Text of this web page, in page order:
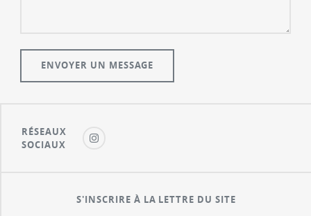
RÉSEAUX
SOCIAUX
S'INSCRIRE À LA LETTRE DU SITE